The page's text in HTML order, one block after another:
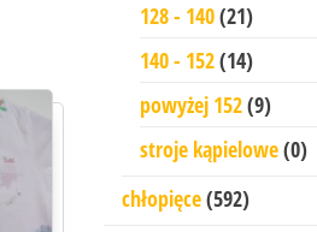
128 - 140(21)
140 - 152(14)
powyżej 152(9)
stroje kąpielowe(0)
chłopięce(592)